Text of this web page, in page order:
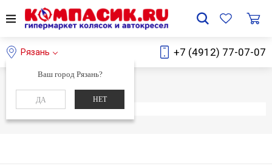
Рязань
Ваш город Рязань?
ДА НЕТ
+7 (4912) 77-07-07
Главная Каталог
Элемент не найден